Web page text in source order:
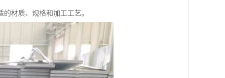
材质、规格和加工工艺。